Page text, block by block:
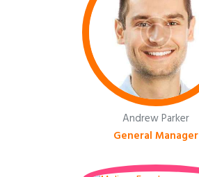
Andrew Parker
General Manager